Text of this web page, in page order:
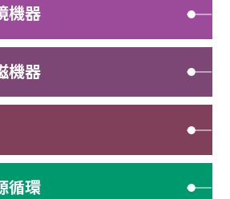
機器
機器
循環